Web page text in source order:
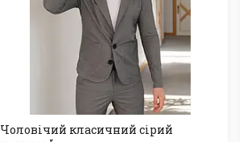
Чоловічий класичний сірий